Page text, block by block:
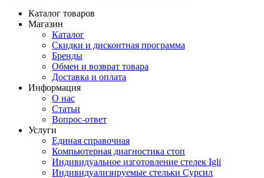
Каталог товаров
Магазин
Каталог
Скидки и дисконтная программа
Бренды
Обмен и возврат товара
Доставка и оплата
Информация
О нас
Статьи
Вопрос-ответ
Услуги
Единая справочная
Компьютерная диагностика стоп
Индивидуальное изготовление стелек Igli
Индивидуализируемые стельки Сурсил